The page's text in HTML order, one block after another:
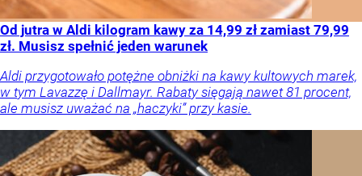
Od jutra w Aldi kilogram kawy za 14,99 zł zamiast 79,99
zł. Musisz spełnić jeden warunek
Aldi przygotowało potężne obniżki na kawy kultowych marek,
w tym Lavazzę i Dallmayr. Rabaty sięgają nawet 81 procent,
ale musisz uważać na „haczyki” przy kasie.